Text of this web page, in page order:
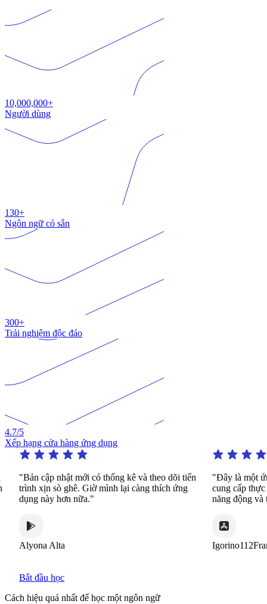
10,000,000+
Người dùng
130+
Ngôn ngữ có sẵn
300+
Trải nghiệm độc đáo
4.7/5
Xếp hạng cửa hàng ứng dụng
cập nhật mới có thống kê và theo dõi tiến
xịn sò ghê. Giờ mình lại càng thích ứng
này hơn nữa."
Alta
"Đây là một ứng
cung cấp thực
năng động và thú
Igorino112France
Bắt đầu học
Cách hiệu quả nhất để học một ngôn ngữ